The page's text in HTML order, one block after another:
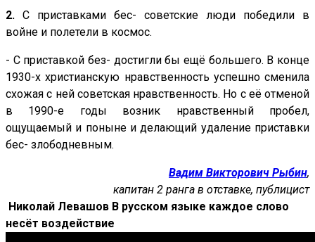
2. С приставками бес- советские люди победили в
войне и полетели в космос.
- С приставкой без- достигли бы ещё большего. В конце
1930-х христианскую нравственность успешно сменила
схожая с ней советская нравственность. Но с её отменой
в 1990-е годы возник нравственный пробел,
ощущаемый и поныне и делающий удаление приставки
бес- злободневным.
Вадим Викторович Рыбин,
капитан 2 ранга в отставке, публицист
Николай Левашов В русском языке каждое слово
несёт воздействие